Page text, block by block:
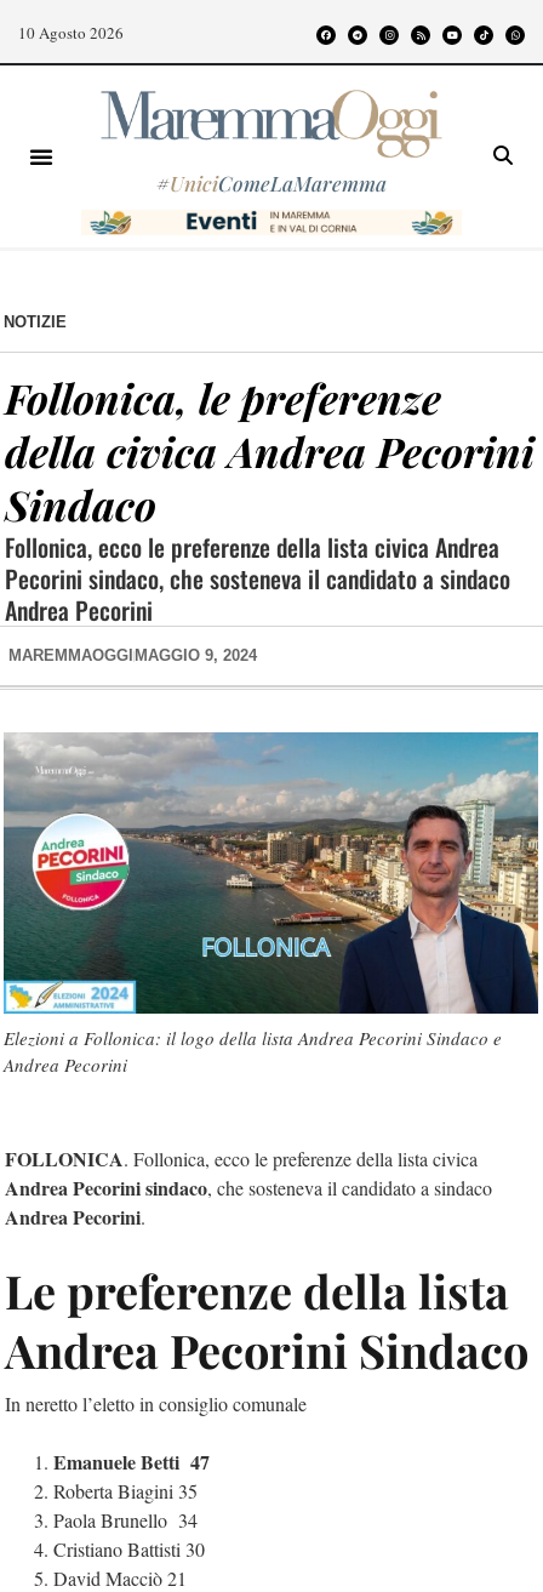
10 Agosto 2026
#UniciComeLaMaremma
NOTIZIE
Follonica, le preferenze
della civica Andrea Pecorini
Sindaco
Follonica, ecco le preferenze della lista civica Andrea
Pecorini sindaco, che sosteneva il candidato a sindaco
Andrea Pecorini
MAREMMAOGGI MAGGIO 9, 2024
Elezioni a Follonica: il logo della lista Andrea Pecorini Sindaco e
Andrea Pecorini
FOLLONICA. Follonica, ecco le preferenze della lista civica
Andrea Pecorini sindaco, che sosteneva il candidato a sindaco
Andrea Pecorini.
Le preferenze della lista
Andrea Pecorini Sindaco
In neretto l’eletto in consiglio comunale
Emanuele Betti 47
Roberta Biagini 35
Paola Brunello 34
Cristiano Battisti 30
David Macciò 21